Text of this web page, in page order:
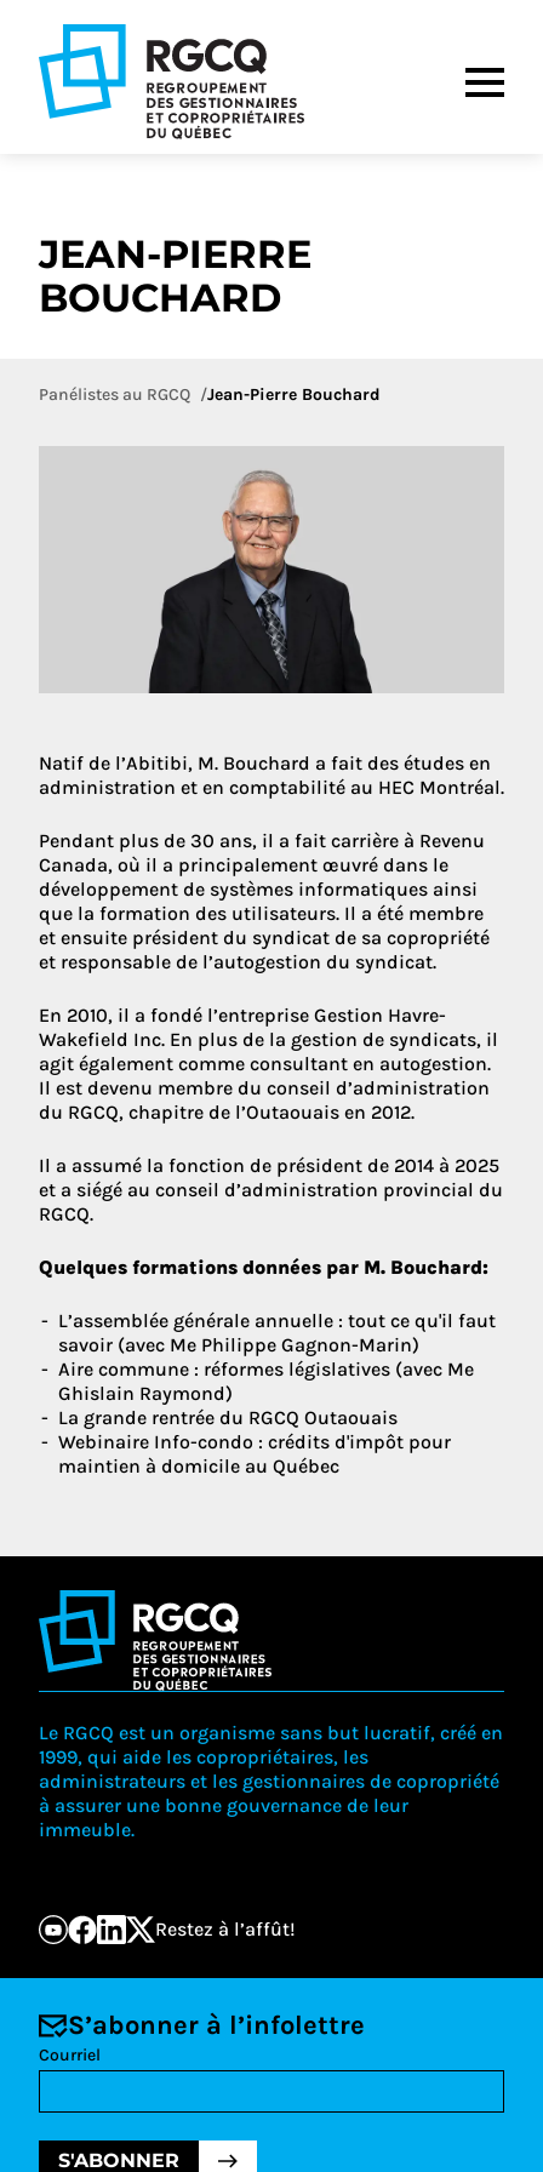
navigation
principale
contenu
JEAN-PIERRE
BOUCHARD
Panélistes au RGCQ Jean-Pierre Bouchard
Natif de l’Abitibi, M. Bouchard a fait des études en
administration et en comptabilité au HEC Montréal.
Pendant plus de 30 ans, il a fait carrière à Revenu
Canada, où il a principalement œuvré dans le
développement de systèmes informatiques ainsi
que la formation des utilisateurs. Il a été membre
et ensuite président du syndicat de sa copropriété
et responsable de l’autogestion du syndicat.
En 2010, il a fondé l’entreprise Gestion Havre-
Wakefield Inc. En plus de la gestion de syndicats, il
agit également comme consultant en autogestion.
Il est devenu membre du conseil d’administration
du RGCQ, chapitre de l’Outaouais en 2012.
Il a assumé la fonction de président de 2014 à 2025
et a siégé au conseil d’administration provincial du
RGCQ.
Quelques formations données par M. Bouchard:
L’assemblée générale annuelle : tout ce qu'il faut
savoir (avec Me Philippe Gagnon-Marin)
Aire commune : réformes législatives (avec Me
Ghislain Raymond)
La grande rentrée du RGCQ Outaouais
Webinaire Info-condo : crédits d'impôt pour
maintien à domicile au Québec
Le RGCQ est un organisme sans but lucratif, créé en
1999, qui aide les copropriétaires, les
administrateurs et les gestionnaires de copropriété
à assurer une bonne gouvernance de leur
immeuble.
Restez à l’affût!
S’abonner à l’infolettre
Courriel
S'ABONNER